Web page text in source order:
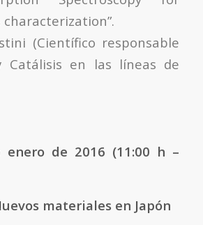
(Científico responsable
Catálisis en las líneas de
enero de 2016 (11:00 h –
materiales en Japón